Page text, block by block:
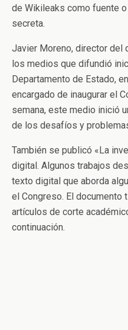
de Wikileaks como fuente
secreta.
Javier Moreno, director del
los medios que difundió
Departamento de Estado,
encargado de inaugurar el
semana, este medio inició
de los desafíos y
También se publicó «La
digital. Algunos trabajos
texto digital que aborda
el Congreso. El documento
artículos de corte
continuación.